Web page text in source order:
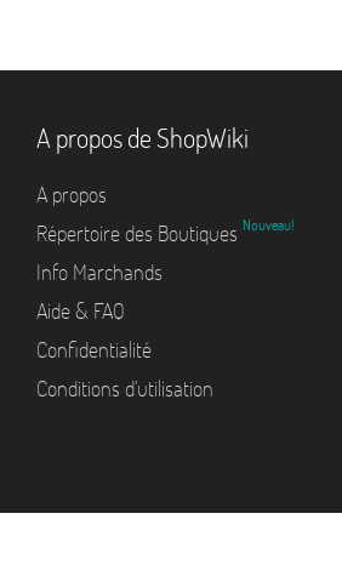
A propos de ShopWiki
A propos
Répertoire des Boutiques Nouveau!
Info Marchands
Aide & FAQ
Confidentialité
Conditions d'utilisation